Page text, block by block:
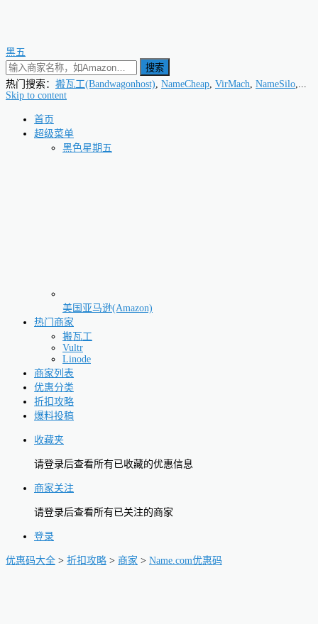
黑五
搜索
热门搜索： 搬瓦工(Bandwagonhost), NameCheap, VirMach, NameSilo,...
Skip to content
首页
超级菜单
黑色星期五
美国亚马逊(Amazon)
热门商家
搬瓦工
Vultr
Linode
商家列表
优惠分类
折扣攻略
爆料投稿
收藏夹
请登录后查看所有已收藏的优惠信息
商家关注
请登录后查看所有已关注的商家
登录
优惠码大全 > 折扣攻略 > 商家 > Name.com优惠码